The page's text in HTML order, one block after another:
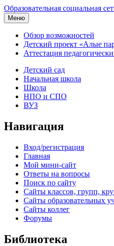
Образовательная социальная
Меню
Обзор возможностей
Детский проект «Алые
Аттестация
Детский сад
Начальная школа
Школа
НПО и СПО
ВУЗ
Навигация
Вход/регистрация
Главная
Мой мини-сайт
Ответы на вопросы
Поиск по сайту
Сайты классов, групп,
Сайты образовательных
Сайты коллег
Форумы
Библиотека